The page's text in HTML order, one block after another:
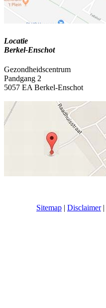
Locatie
Berkel-Enschot
Gezondheidscentrum
Pandgang 2
5057 EA Berkel-Enschot
Sitemap | Disclaimer|